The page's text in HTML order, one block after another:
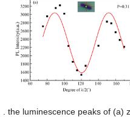
. the luminescence peaks of